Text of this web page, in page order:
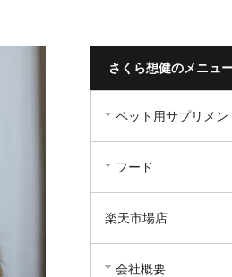
さくら想健のメニュ
ペット用サプリメン
フード
楽天市場店
会社概要